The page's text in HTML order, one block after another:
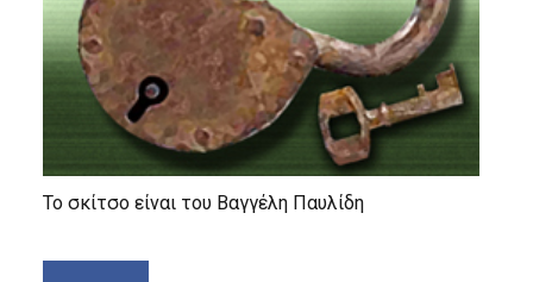
Το σκίτσο είναι του Βαγγέλη Παυλίδη